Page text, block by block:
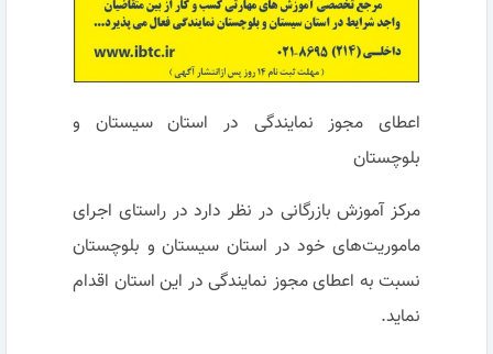
اعطای مجوز نمایندگی در استان سیستان و
بلوچستان
مرکز آموزش بازرگانی در نظر دارد در راستای اجرای
ماموریت‌های خود در استان سیستان و بلوچستان
نسبت به اعطای مجوز نمایندگی در این استان اقدام
نماید.